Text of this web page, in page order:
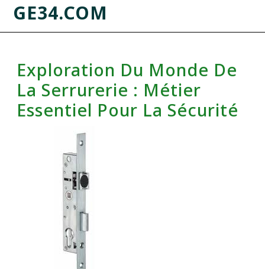
GE34.COM
Exploration Du Monde De
La Serrurerie : Métier
Essentiel Pour La Sécurité